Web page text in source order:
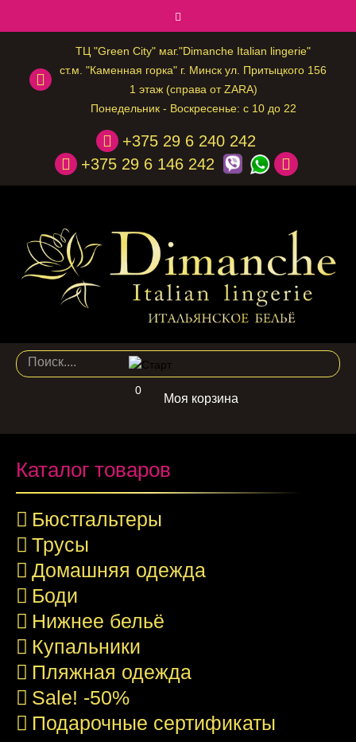
ТЦ "Green City" маг."Dimanche Italian lingerie"
ст.м. "Каменная горка" г. Минск ул. Притыцкого 156
1 этаж (справа от ZARA)
Понедельник - Воскресенье: с 10 до 22
+375 29 6 240 242
+375 29 6 146 242
0
Моя корзина
Каталог товаров
Бюстгальтеры
Трусы
Домашняя одежда
Боди
Нижнее бельё
Купальники
Пляжная одежда
Sale! -50%
Подарочные сертификаты